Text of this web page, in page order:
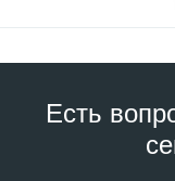
Есть